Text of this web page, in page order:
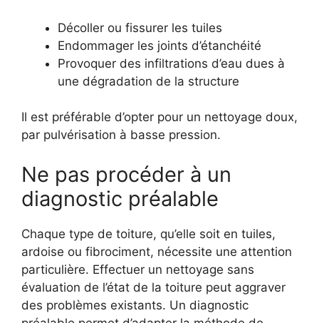
Décoller ou fissurer les tuiles
Endommager les joints d’étanchéité
Provoquer des infiltrations d’eau dues à
une dégradation de la structure
Il est préférable d’opter pour un nettoyage doux,
par pulvérisation à basse pression.
Ne pas procéder à un
diagnostic préalable
Chaque type de toiture, qu’elle soit en tuiles,
ardoise ou fibrociment, nécessite une attention
particulière. Effectuer un nettoyage sans
évaluation de l’état de la toiture peut aggraver
des problèmes existants. Un diagnostic